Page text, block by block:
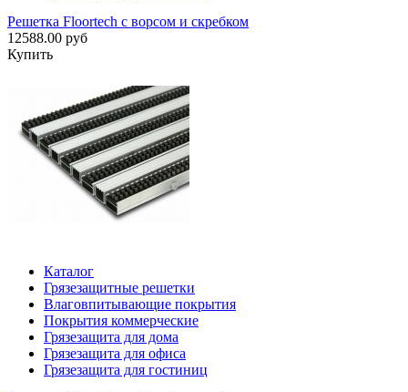
Решетка Floortech с ворсом и скребком
12588.00 руб
Купить
Каталог
Грязезащитные решетки
Влаговпитывающие покрытия
Покрытия коммерческие
Грязезащита для дома
Грязезащита для офиса
Грязезащита для гостиниц